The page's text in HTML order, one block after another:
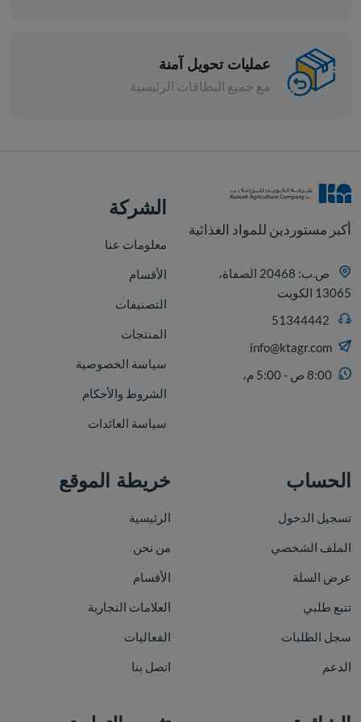
عمليات تحويل آمنة
مع جميع البطاقات الرئيسية
أكبر مستوردين للمواد الغذائية
ص.ب: 20468 الصفاة،
13065 الكويت
info@ktagr.com
8:00 ص - 5:00 م،
الشركة
معلومات عنا
الأقسام
التصنيفات
المنتجات
سياسة الخصوصية
الشروط والأحكام
سياسة العائدات
الحساب
تسجيل الدخول
الملف الشخصي
عرض السلة
تتبع طلبي
سجل الطلبات
الدعم
خريطة الموقع
الرئيسية
من نحن
الأقسام
العلامات التجارية
الفعاليات
اتصل بنا